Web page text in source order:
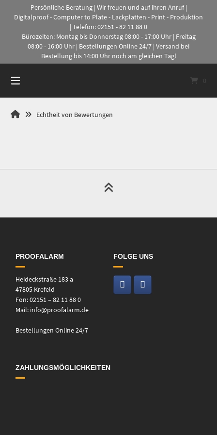
Persönliche Beratung | Wir freuen und auf ihren Anruf |
Digitalproof - Computer to Plate - Lackplatten - Print - Produktion
| Telefon: 02151 - 82 11 88 0
Bürozeiten: Montag bis Donnerstag 08:00 - 17:00 Uhr | Freitag
08:00 - 16:00 Uhr | Bestellungen Online 24/7 | Versand bei
Bestellung bis 14:00 Uhr noch am gleichen Tag!
0
ProofalarmEchtheit von Bewertungen
PROOFALARM
Heideckstraße 183 a
47805 Krefeld
Fon: 02151 – 82 11 88 0
Mail: info@proofalarm.de
Bestellungen Online 24/7
FOLGE UNS
ZAHLUNGSMÖGLICHKEITEN